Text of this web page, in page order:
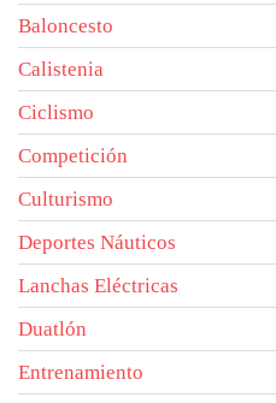
Baloncesto
Calistenia
Ciclismo
Competición
Culturismo
Deportes Náuticos
Lanchas Eléctricas
Duatlón
Entrenamiento